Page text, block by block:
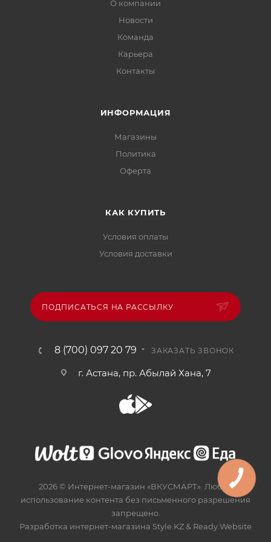
На 100 г сухого продукта: 345 ккал, белки 11,3 г, жиры
О компании
Новости
Команда
Карьера
Контакты
ИНФОРМАЦИЯ
Магазины
Политика
Офертa
КАК КУПИТЬ
Условия оплаты
Условия доставки
ПОДПИСАТЬСЯ НА РАССЫЛКУ
8 (700) 097 20 79 ЗАКАЗАТЬ ЗВОНОК
г. Астана, пр. Абылай Хана, 7
2026 © Интернет-магазин «ВКУСМАРТ». Любое
использование контента без письменного разрешения
запрещено.
Разработка интернет-магазина Style.KZ& Ready.Website